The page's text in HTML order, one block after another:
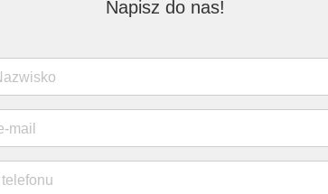
Napisz do nas!